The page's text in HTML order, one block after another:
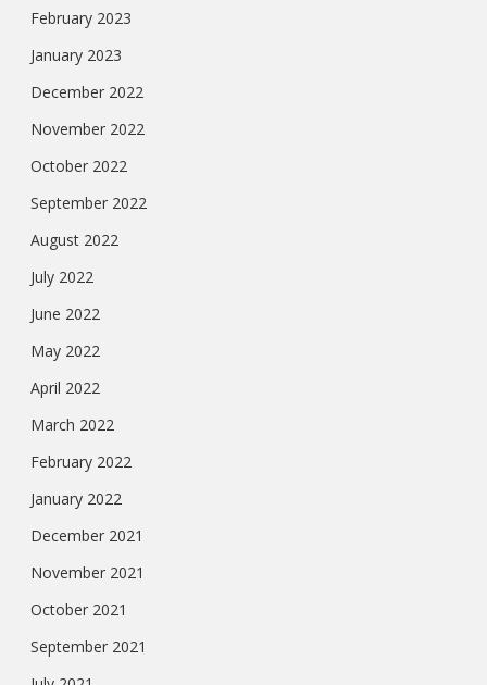
February 2023
January 2023
December 2022
November 2022
October 2022
September 2022
August 2022
July 2022
June 2022
May 2022
April 2022
March 2022
February 2022
January 2022
December 2021
November 2021
October 2021
September 2021